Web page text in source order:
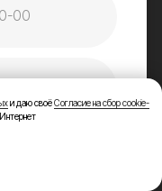
и даю своёСогласие на сбор cookie-